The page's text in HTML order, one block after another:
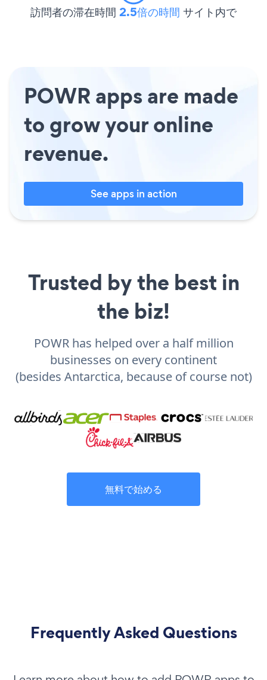
訪問者の滞在時間 2.5倍の時間 サイト内で
POWR apps are made
to grow your online
revenue.
See apps in action
Trusted by the best in
the biz!
POWR has helped over a half million
businesses on every continent
(besides Antarctica, because of course not)
無料で始める
Frequently Asked Questions